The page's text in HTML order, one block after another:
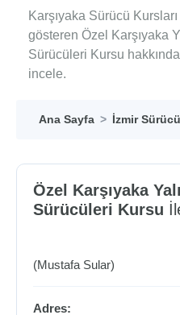
Karşıyaka Sürücü
gösteren Özel Karşıyaka
Sürücüleri Kursu
incele.
Ana Sayfa İzmir
Özel Karşıyaka
Sürücüleri Kursu
(Mustafa Sular)
Adres: